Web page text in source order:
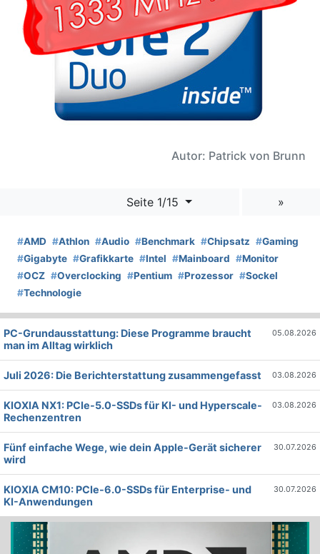
Autor: Patrick von Brunn
Seite 1/15 »
#AMD #Athlon #Audio #Benchmark #Chipsatz #Gaming
#Gigabyte #Grafikkarte #Intel #Mainboard #Monitor
#OCZ #Overclocking #Pentium #Prozessor #Sockel
#Technologie
PC-Grundausstattung: Diese Programme braucht
man im Alltag wirklich
05.08.2026
Juli 2026: Die Bericht­erstattung zusammengefasst 03.08.2026
KIOXIA NX1: PCIe-5.0-SSDs für KI- und Hyperscale-
Rechenzentren
03.08.2026
Fünf einfache Wege, wie dein Apple-Gerät sicherer
wird
30.07.2026
KIOXIA CM10: PCIe-6.0-SSDs für Enterprise- und
KI-Anwendungen
30.07.2026